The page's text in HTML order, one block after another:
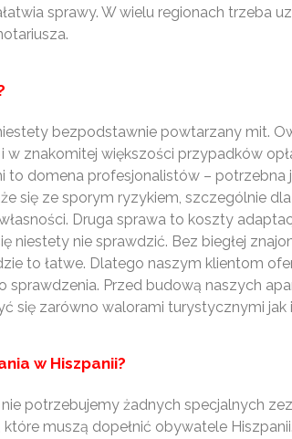
sprawy. W wielu regionach trzeba
bezpodstawnie powtarzany mit.
znakomitej większości przypadków
to domena profesjonalistów –
się ze sporym ryzykiem, szczególnie
Druga sprawa to koszty
niestety nie sprawdzić. Bez biegłej
to łatwe. Dlatego naszym klientom
Przed budową naszych
się zarówno walorami turystycznymi
w Hiszpanii?
potrzebujemy żadnych specjalnych
muszą dopełnić obywatele